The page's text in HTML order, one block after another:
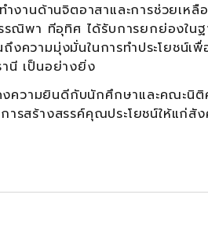
านจิตอาสาและการช่วยเหลือผู้
ณิพา ทีอุทิศ ได้รับการยกย่องในฐ
ความมุ่งมั่นในการทำประโยชน์เ
นี เป็นอย่างยิ่ง
มยินดีกับนักศึกษาและคณะนิติศ
รสร้างสรรค์คุณประโยชน์ให้แก่สั